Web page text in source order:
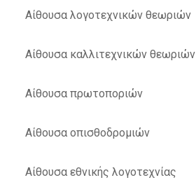
Αίθουσα λογοτεχνικών θεωριών
Αίθουσα καλλιτεχνικών θεωριών
Αίθουσα πρωτοποριών
Αίθουσα οπισθοδρομιών
Αίθουσα εθνικής λογοτεχνίας